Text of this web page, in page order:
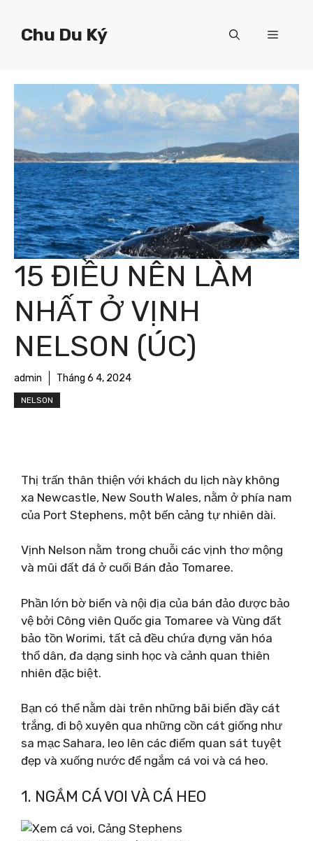
Chu Du Ký Menu
15 ĐIỀU NÊN LÀM
NHẤT Ở VỊNH
NELSON (ÚC)
admin Tháng 6 4, 2024
NELSON
Thị trấn thân thiện với khách du lịch này không
xa Newcastle, New South Wales, nằm ở phía nam
của Port Stephens, một bến cảng tự nhiên dài.
Vịnh Nelson nằm trong chuỗi các vịnh thơ mộng
và mũi đất đá ở cuối Bán đảo Tomaree.
Phần lớn bờ biển và nội địa của bán đảo được bảo
vệ bởi Công viên Quốc gia Tomaree và Vùng đất
bảo tồn Worimi, tất cả đều chứa đựng văn hóa
thổ dân, đa dạng sinh học và cảnh quan thiên
nhiên đặc biệt.
Bạn có thể nằm dài trên những bãi biển đầy cát
trắng, đi bộ xuyên qua những cồn cát giống như
sa mạc Sahara, leo lên các điểm quan sát tuyệt
đẹp và xuống nước để ngắm cá voi và cá heo.
1. NGẮM CÁ VOI VÀ CÁ HEO